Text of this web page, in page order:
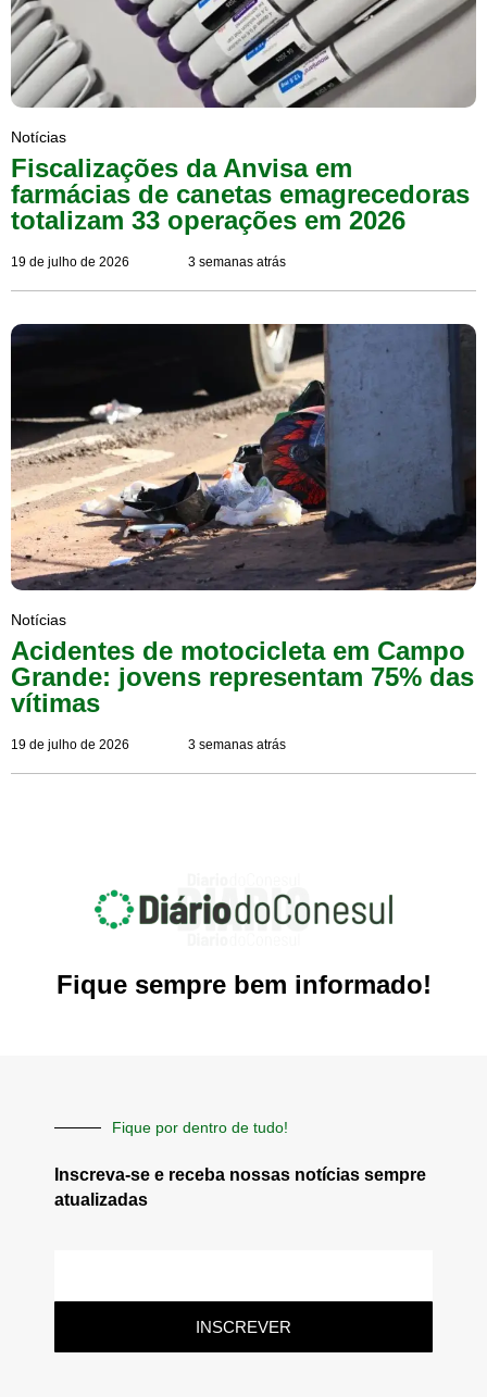
Notícias
Fiscalizações da Anvisa em
farmácias de canetas emagrecedoras
totalizam 33 operações em 2026
19 de julho de 2026 3 semanas atrás
Notícias
Acidentes de motocicleta em Campo
Grande: jovens representam 75% das
vítimas
19 de julho de 2026 3 semanas atrás
Fique sempre bem informado!
Fique por dentro de tudo!
Inscreva-se e receba nossas notícias sempre
atualizadas
INSCREVER